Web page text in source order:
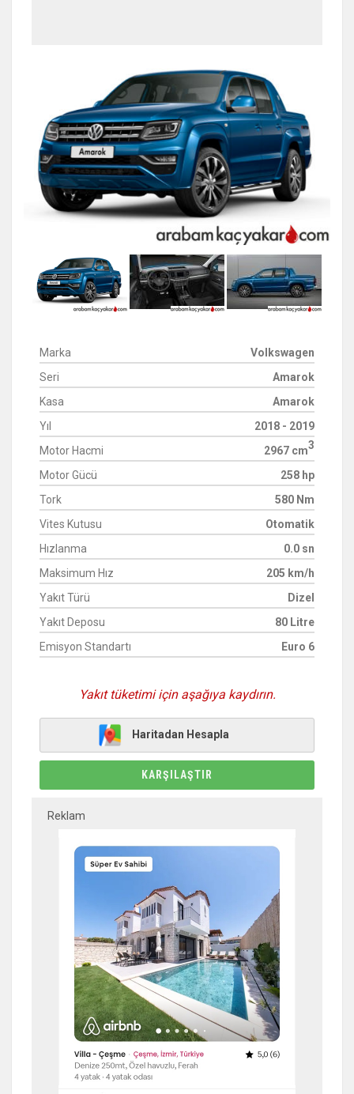
Volkswagen
Marka
Amarok
Seri
Amarok
Kasa
2018 - 2019
Yıl
2967 cm3
Motor Hacmi
258 hp
Motor Gücü
580 Nm
Tork
Otomatik
Vites Kutusu
0.0 sn
Hızlanma
205 km/h
Maksimum Hız
Dizel
Yakıt Türü
80 Litre
Yakıt Deposu
Euro 6
Emisyon Standartı
Yakıt tüketimi için aşağıya kaydırın.
Haritadan Hesapla
KARŞILAŞTIR
Reklam